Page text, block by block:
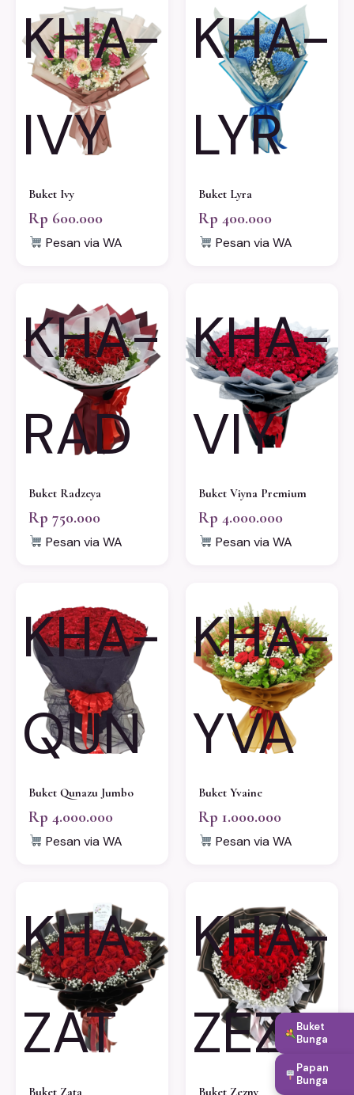
KHA-
IVY
Buket Ivy
Rp 600.000
Pesan via WA
KHA-
LYR
Buket Lyra
Rp 400.000
Pesan via WA
KHA-
RAD
Buket Radzeya
Rp 750.000
Pesan via WA
KHA-
VIY
Buket Viyna Premium
Rp 4.000.000
Pesan via WA
KHA-
QUN
Buket Qunazu Jumbo
Rp 4.000.000
Pesan via WA
KHA-
YVA
Buket Yvaine
Rp 1.000.000
Pesan via WA
KHA-
ZAT
Buket Zata
KHA-
ZEZ
Buket Zezny
Buket
Bunga
Papan
Bunga